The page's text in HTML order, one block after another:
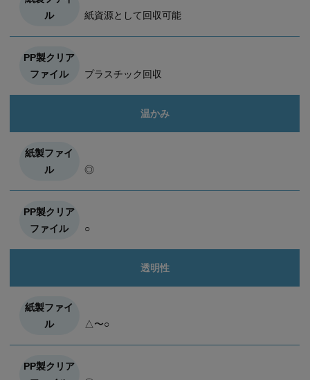
紙資源として回収可能
プラスチック回収
温かみ
◎
○
透明性
△〜○